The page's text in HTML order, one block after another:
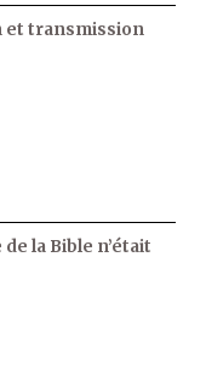
et transmission
la Bible n’était